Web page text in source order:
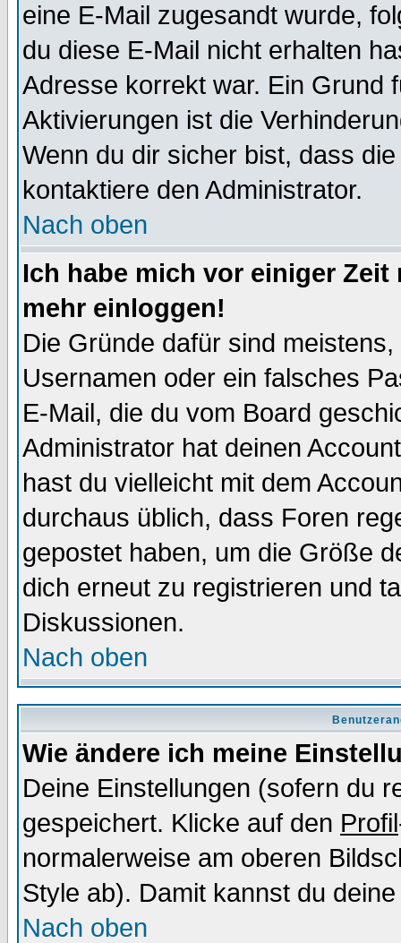
eine E-Mail zugesandt wurde,
du diese E-Mail nicht erhalten
Adresse korrekt war. Ein Grund
Aktivierungen ist die
Wenn du dir sicher bist, dass
kontaktiere den Administrator.
Nach oben
Ich habe mich vor einiger
mehr einloggen!
Die Gründe dafür sind
Usernamen oder ein falsches
E-Mail, die du vom Board
Administrator hat deinen
hast du vielleicht mit dem
durchaus üblich, dass Foren
gepostet haben, um die Größe
dich erneut zu registrieren und
Diskussionen.
Nach oben
Wie ändere ich meine
Deine Einstellungen (sofern du
gespeichert. Klicke auf den Profil
normalerweise am oberen
Style ab). Damit kannst du
Nach oben